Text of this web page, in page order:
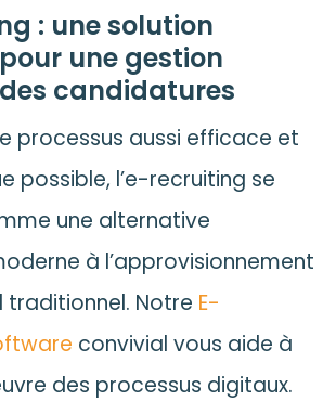
: une solution
une gestion
candidatures
processus aussi efficace et
possible, l’e-recruiting se
une alternative
à l’approvisionnement
traditionnel. Notre E-
convivial vous aide à
des processus digitaux.